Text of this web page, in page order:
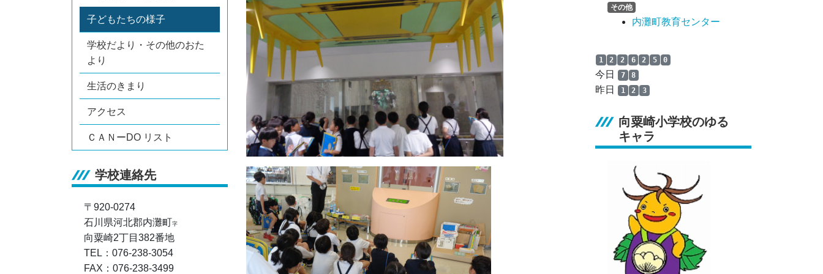
子どもたちの様子
学校だより・その他のおた
より
生活のきまり
アクセス
ＣＡＮーDO リスト
学校連絡先
〒920-0274
石川県河北郡内灘町字
向粟崎2丁目382番地
TEL：076-238-3054
FAX：076-238-3499
その他
内灘町教育センター
1 2 2 6 2 5 0
今日 7 8
昨日 1 2 3
向粟崎小学校のゆる
キャラ